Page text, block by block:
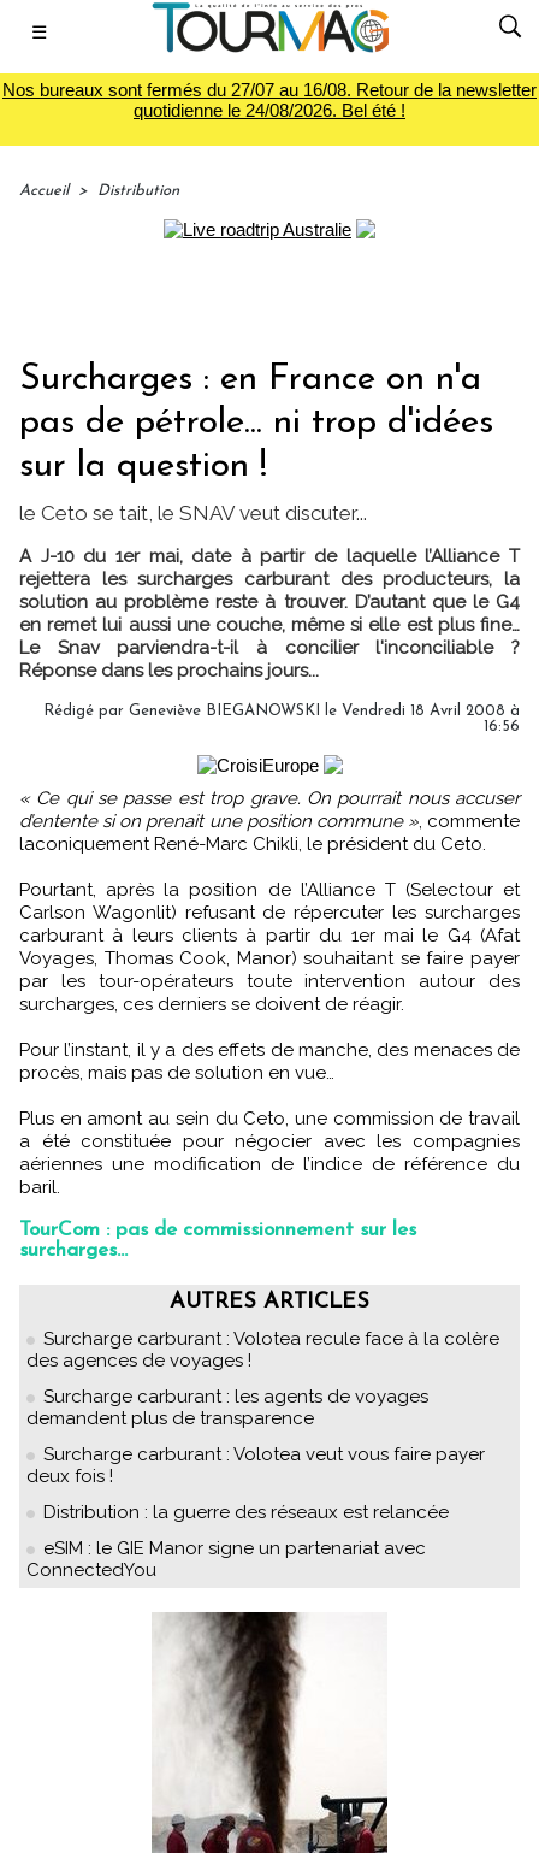
☰
Nos bureaux sont fermés du 27/07 au 16/08. Retour de la newsletter
quotidienne le 24/08/2026. Bel été !
Accueil > Distribution
Surcharges : en France on n'a
pas de pétrole... ni trop d'idées
sur la question !
le Ceto se tait, le SNAV veut discuter...
A J-10 du 1er mai, date à partir de laquelle l’Alliance T
rejettera les surcharges carburant des producteurs, la
solution au problème reste à trouver. D’autant que le G4
en remet lui aussi une couche, même si elle est plus fine…
Le Snav parviendra-t-il à concilier l'inconciliable ?
Réponse dans les prochains jours...
Rédigé par Geneviève BIEGANOWSKI le Vendredi 18 Avril 2008 à
16:56
« Ce qui se passe est trop grave. On pourrait nous accuser
d’entente si on prenait une position commune », commente
laconiquement René-Marc Chikli, le président du Ceto.
Pourtant, après la position de l’Alliance T (Selectour et
Carlson Wagonlit) refusant de répercuter les surcharges
carburant à leurs clients à partir du 1er mai le G4 (Afat
Voyages, Thomas Cook, Manor) souhaitant se faire payer
par les tour-opérateurs toute intervention autour des
surcharges, ces derniers se doivent de réagir.
Pour l’instant, il y a des effets de manche, des menaces de
procès, mais pas de solution en vue…
Plus en amont au sein du Ceto, une commission de travail
a été constituée pour négocier avec les compagnies
aériennes une modification de l’indice de référence du
baril.
TourCom : pas de commissionnement sur les
surcharges...
AUTRES ARTICLES
Surcharge carburant : Volotea recule face à la colère
des agences de voyages !
Surcharge carburant : les agents de voyages
demandent plus de transparence
Surcharge carburant : Volotea veut vous faire payer
deux fois !
Distribution : la guerre des réseaux est relancée
eSIM : le GIE Manor signe un partenariat avec
ConnectedYou